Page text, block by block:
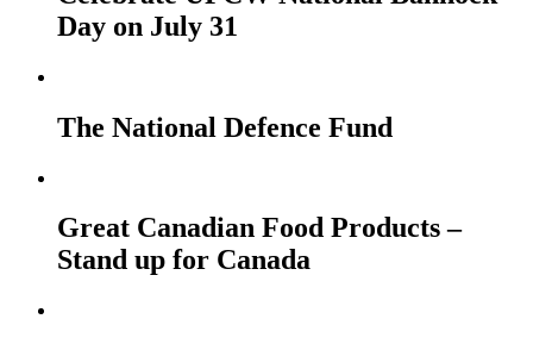
Day on July 31
The National Defence Fund
Great Canadian Food Products –
Stand up for Canada